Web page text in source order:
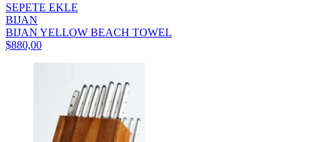
SEPETE EKLE
BIJAN
BIJAN YELLOW BEACH TOWEL
$880,00